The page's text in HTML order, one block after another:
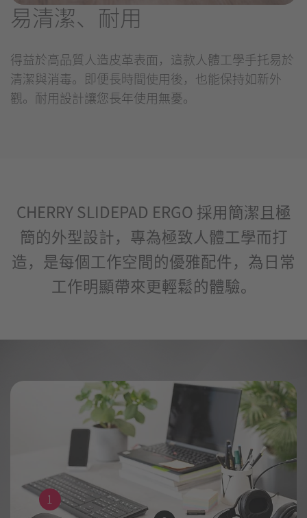
易清潔、耐用
得益於高品質人造皮革表面，這款人體工學手托易於
清潔與消毒。即便長時間使用後，也能保持如新外
觀。耐用設計讓您長年使用無憂。
CHERRY SLIDEPAD ERGO 採用簡潔且極
簡的外型設計，專為極致人體工學而打
造，是每個工作空間的優雅配件，為日常
工作明顯帶來更輕鬆的體驗。
1